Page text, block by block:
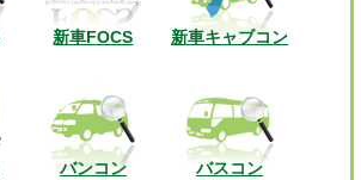
新車FOCS 新車キャブコン
バンコン バスコン